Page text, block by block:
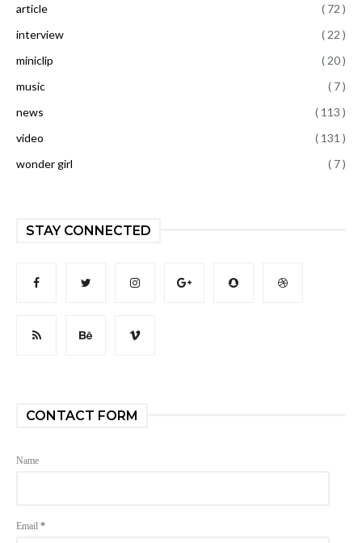
article
( 72 )
interview
( 22 )
miniclip
( 20 )
music
( 7 )
news
( 113 )
video
( 131 )
wonder girl
( 7 )
STAY CONNECTED
CONTACT FORM
Name
Email *